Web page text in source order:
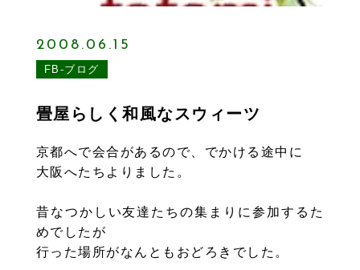
2008.06.15
FB-ブログ
畳屋らしく和風なスウィーツ
京都へで会合があるので、でかける途中に
大阪へたちよりました。
昔なつかしい友達たちの集まりに参加するた
めでしたが
行った場所がなんともおどろきでした。